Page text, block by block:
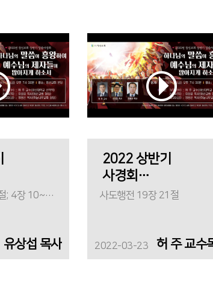
사도행전 2장 16절; 4장 10~12절
유상섭 목사
2022 상반기
사경회
(첫째날)_
사도행전 19장 21절
2022-03-23 허 주 교수